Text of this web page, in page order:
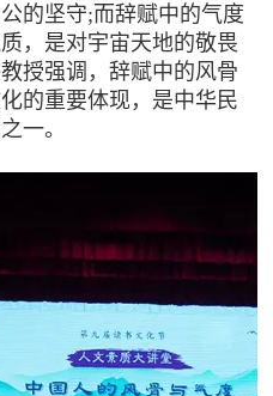
的坚守;而辞赋中的气度
，是对宇宙天地的敬畏
授强调，辞赋中的风骨
的重要体现，是中华民
一。